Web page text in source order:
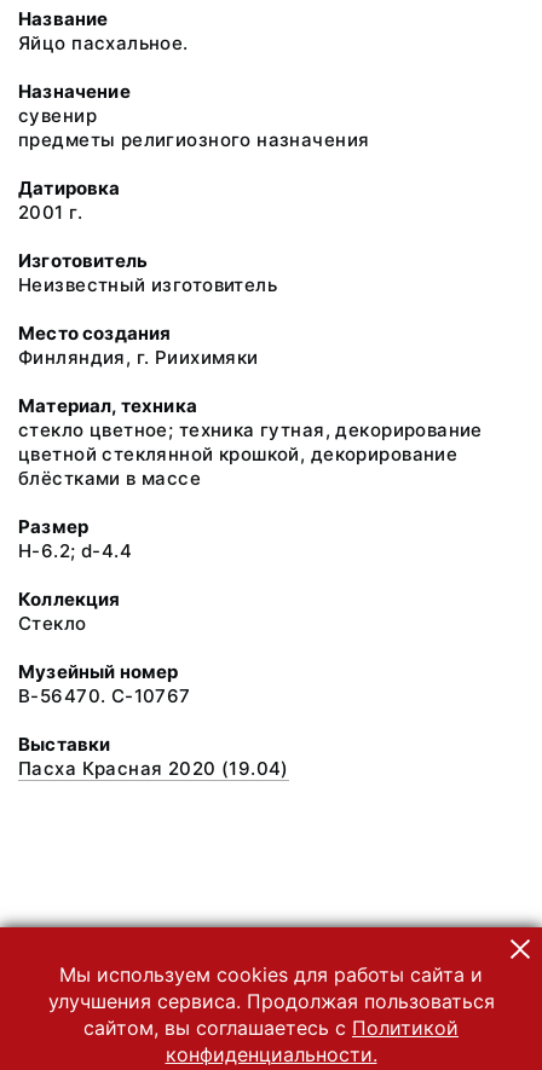
Название
Яйцо пасхальное.
Назначение
сувенир
предметы религиозного назначения
Датировка
2001 г.
Изготовитель
Неизвестный изготовитель
Место создания
Финляндия, г. Риихимяки
Материал, техника
стекло цветное; техника гутная, декорирование
цветной стеклянной крошкой, декорирование
блёстками в массе
Размер
H-6.2; d-4.4
Коллекция
Стекло
Музейный номер
В-56470. С-10767
Выставки
Пасха Красная 2020 (19.04)
Мы используем cookies для работы сайта и
улучшения сервиса. Продолжая пользоваться
сайтом, вы соглашаетесь с Политикой
конфиденциальности.